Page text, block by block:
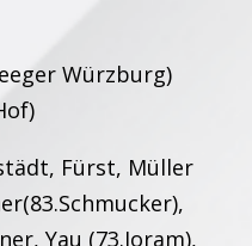
Würzburg)
Fürst, Müller
Yau (73.Joram),